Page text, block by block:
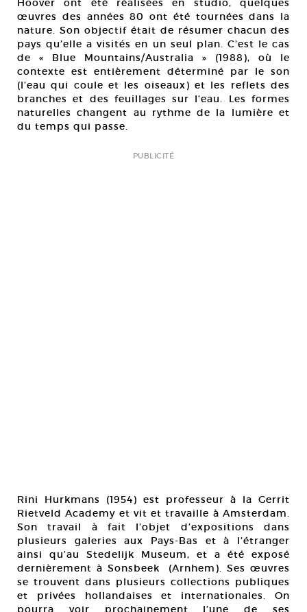
Hoover ont été réalisées en studio, quelques
œuvres des années 80 ont été tournées dans la
nature. Son objectif était de résumer chacun des
pays qu’elle a visités en un seul plan. C’est le cas
de « Blue Mountains/Australia » (1988), où le
contexte est entièrement déterminé par le son
(l’eau qui coule et les oiseaux) et les reflets des
branches et des feuillages sur l’eau. Les formes
naturelles changent au rythme de la lumière et
du temps qui passe.
PUBLICITÉ
Rini Hurkmans (1954) est professeur à la Gerrit
Rietveld Academy et vit et travaille à Amsterdam.
Son travail à fait l’objet d’expositions dans
plusieurs galeries aux Pays-Bas et à l’étranger
ainsi qu’au Stedelijk Museum, et a été exposé
dernièrement à Sonsbeek (Arnhem). Ses œuvres
se trouvent dans plusieurs collections publiques
et privées hollandaises et internationales. On
pourra voir prochainement l’une de ses